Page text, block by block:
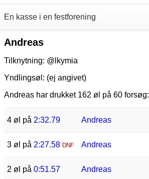
En kasse i en festforening
Andreas
Tilknytning: @lkymia
Yndlingsøl: (ej angivet)
Andreas har drukket 162 øl på 60 forsøg:
4 øl på 2:32.79 Andreas
3 øl på 2:27.58 DNF Andreas
2 øl på 0:51.57 Andreas